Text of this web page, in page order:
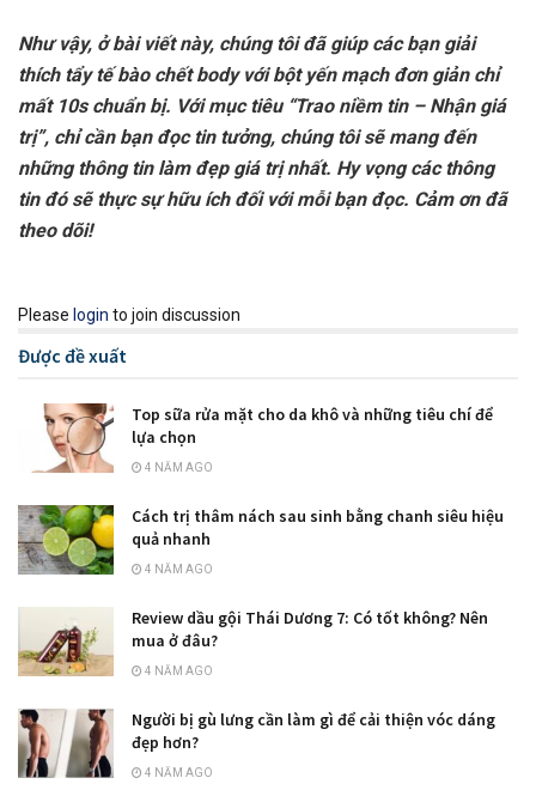
Như vậy, ở bài viết này, chúng tôi đã giúp các bạn giải
thích tẩy tế bào chết body với bột yến mạch đơn giản chỉ
mất 10s chuẩn bị. Với mục tiêu “Trao niềm tin – Nhận giá
trị”, chỉ cần bạn đọc tin tưởng, chúng tôi sẽ mang đến
những thông tin làm đẹp giá trị nhất. Hy vọng các thông
tin đó sẽ thực sự hữu ích đối với mỗi bạn đọc. Cảm ơn đã
theo dõi!
Please login to join discussion
Được đề xuất
Top sữa rửa mặt cho da khô và những tiêu chí để
lựa chọn
4 NĂM AGO
Cách trị thâm nách sau sinh bằng chanh siêu hiệu
quả nhanh
4 NĂM AGO
Review dầu gội Thái Dương 7: Có tốt không? Nên
mua ở đâu?
4 NĂM AGO
Người bị gù lưng cần làm gì để cải thiện vóc dáng
đẹp hơn?
4 NĂM AGO